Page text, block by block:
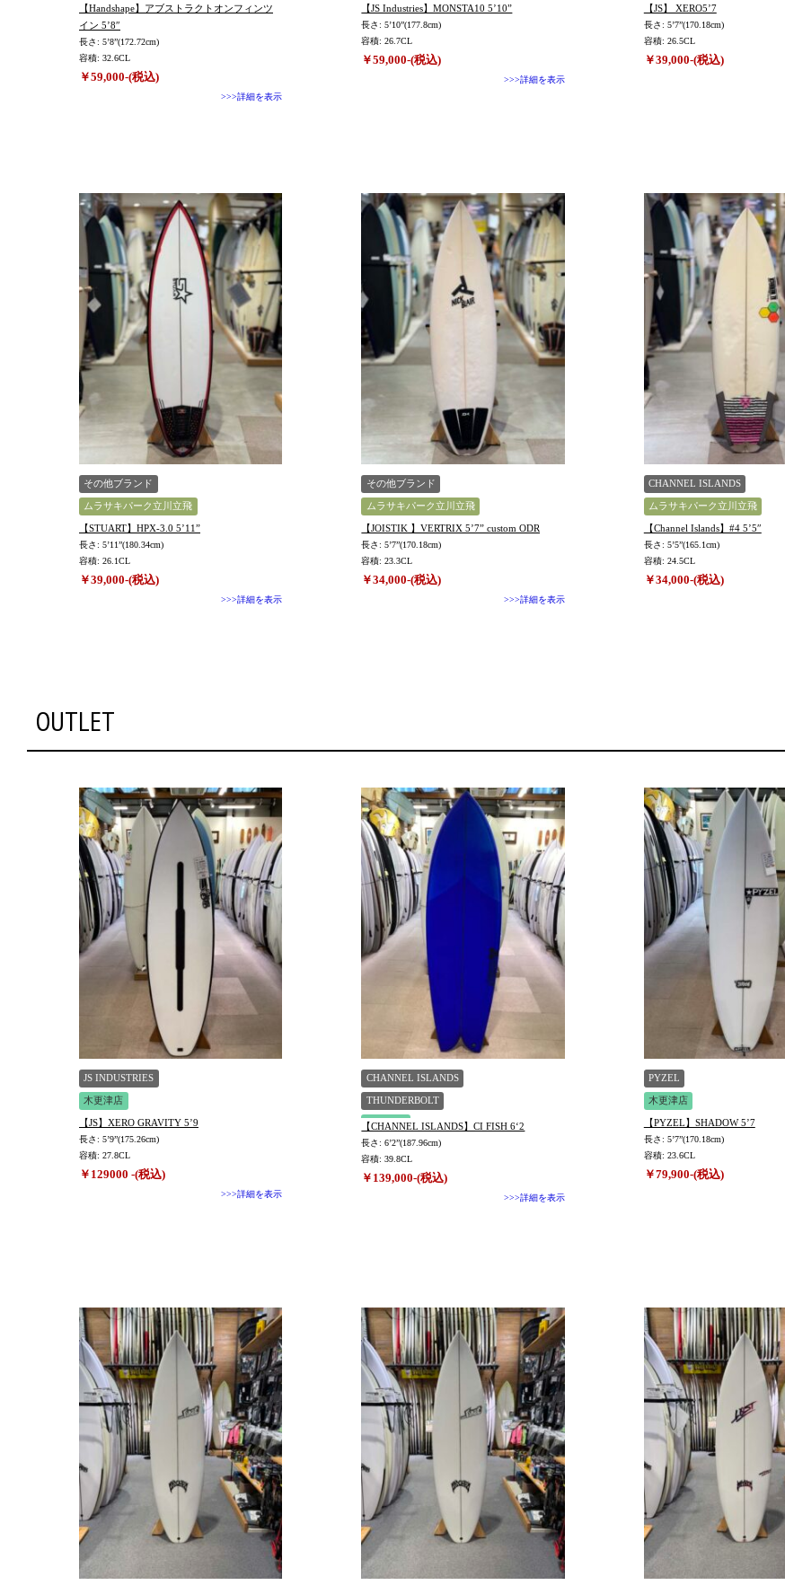
【Handshape】アブストラクトオンフィンツ
イン 5’8″
長さ: 5’8”(172.72cm)
容積: 32.6CL
￥59,000-(税込)
>>>詳細を表示
【JS Industries】MONSTA10 5’10”
長さ: 5’10”(177.8cm)
容積: 26.7CL
￥59,000-(税込)
>>>詳細を表示
【JS】 XERO5’7
長さ: 5’7”(170.18cm)
容積: 26.5CL
￥39,000-(税込)
その他ブランド
ムラサキパーク立川立飛
【STUART】HPX-3.0 5’11”
長さ: 5’11”(180.34cm)
容積: 26.1CL
￥39,000-(税込)
>>>詳細を表示
その他ブランド
ムラサキパーク立川立飛
【JOISTIK 】VERTRIX 5’7” custom ODR
長さ: 5’7”(170.18cm)
容積: 23.3CL
￥34,000-(税込)
>>>詳細を表示
CHANNEL ISLANDS
ムラサキパーク立川立飛
【Channel Islands】#4 5’5″
長さ: 5’5”(165.1cm)
容積: 24.5CL
￥34,000-(税込)
OUTLET
JS INDUSTRIES
木更津店
【JS】XERO GRAVITY 5’9
長さ: 5’9”(175.26cm)
容積: 27.8CL
￥129000 -(税込)
>>>詳細を表示
CHANNEL ISLANDS
THUNDERBOLT
木更津店
【CHANNEL ISLANDS】CI FISH 6‘2
長さ: 6’2”(187.96cm)
容積: 39.8CL
￥139,000-(税込)
>>>詳細を表示
PYZEL
木更津店
【PYZEL】SHADOW 5’7
長さ: 5’7”(170.18cm)
容積: 23.6CL
￥79,900-(税込)